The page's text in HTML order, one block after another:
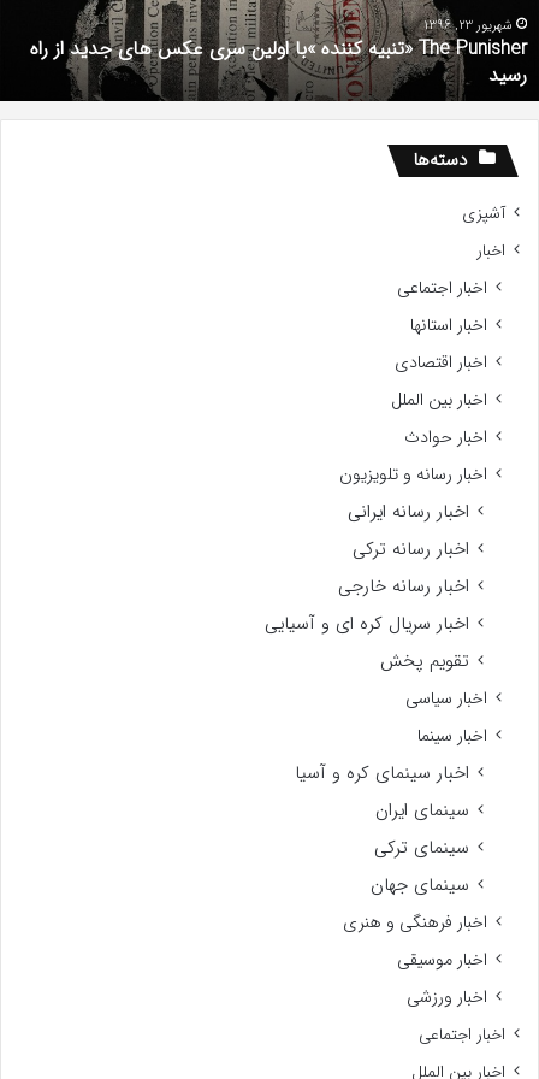
Gifted
2017شهریور 1, 1396
دانلود رایگان دوبله فارسی فیلم با استعداد Gifted 2017
دسته‌ها
آشپزی
اخبار
اخبار اجتماعی
اخبار استانها
اخبار اقتصادی
اخبار بین الملل
اخبار حوادث
اخبار رسانه و تلویزیون
اخبار رسانه ایرانی
اخبار رسانه ترکی
اخبار رسانه خارجی
اخبار سریال کره ای و آسیایی
تقویم پخش
اخبار سیاسی
اخبار سینما
اخبار سینمای کره و آسیا
سینمای ایران
سینمای ترکی
سینمای جهان
اخبار فرهنگی و هنری
اخبار موسیقی
اخبار ورزشی
اخبار اجتماعی
اخبار بین الملل